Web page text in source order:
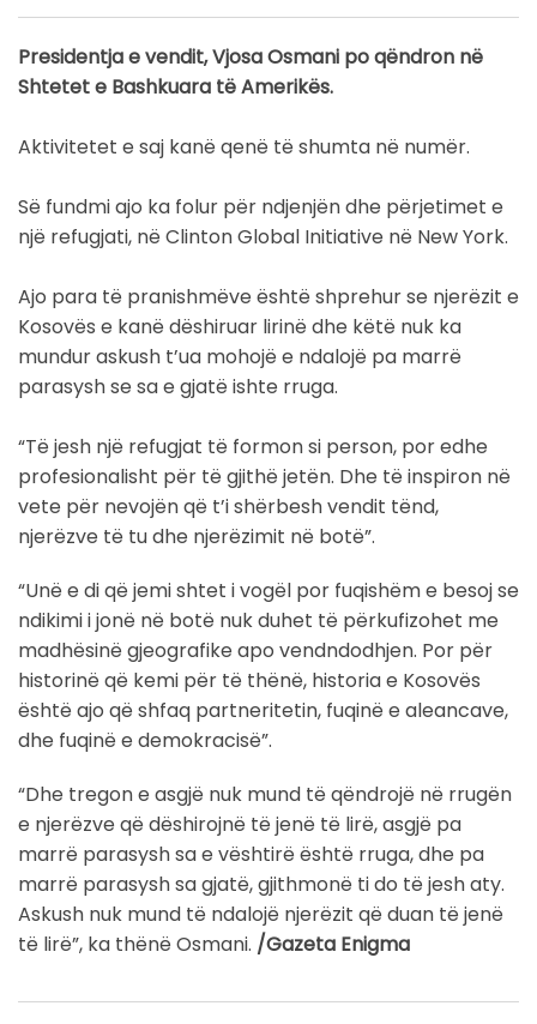
Presidentja e vendit, Vjosa Osmani po qëndron në
Shtetet e Bashkuara të Amerikës.
Aktivitetet e saj kanë qenë të shumta në numër.
Së fundmi ajo ka folur për ndjenjën dhe përjetimet e
një refugjati, në Clinton Global Initiative në New York.
Ajo para të pranishmëve është shprehur se njerëzit e
Kosovës e kanë dëshiruar lirinë dhe këtë nuk ka
mundur askush t’ua mohojë e ndalojë pa marrë
parasysh se sa e gjatë ishte rruga.
“Të jesh një refugjat të formon si person, por edhe
profesionalisht për të gjithë jetën. Dhe të inspiron në
vete për nevojën që t’i shërbesh vendit tënd,
njerëzve të tu dhe njerëzimit në botë”.
“Unë e di që jemi shtet i vogël por fuqishëm e besoj se
ndikimi i jonë në botë nuk duhet të përkufizohet me
madhësinë gjeografike apo vendndodhjen. Por për
historinë që kemi për të thënë, historia e Kosovës
është ajo që shfaq partneritetin, fuqinë e aleancave,
dhe fuqinë e demokracisë”.
“Dhe tregon e asgjë nuk mund të qëndrojë në rrugën
e njerëzve që dëshirojnë të jenë të lirë, asgjë pa
marrë parasysh sa e vështirë është rruga, dhe pa
marrë parasysh sa gjatë, gjithmonë ti do të jesh aty.
Askush nuk mund të ndalojë njerëzit që duan të jenë
të lirë”, ka thënë Osmani. /Gazeta Enigma